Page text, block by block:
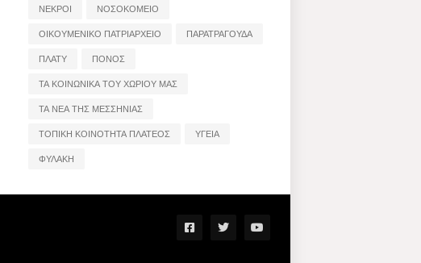
ΝΕΚΡΟΙ
ΝΟΣΟΚΟΜΕΙΟ
ΟΙΚΟΥΜΕΝΙΚΟ ΠΑΤΡΙΑΡΧΕΙΟ
ΠΑΡΑΤΡΑΓΟΥΔΑ
ΠΛΑΤΥ
ΠΟΝΟΣ
ΤΑ ΚΟΙΝΩΝΙΚΑ ΤΟΥ ΧΩΡΙΟΥ ΜΑΣ
ΤΑ ΝΕΑ ΤΗΣ ΜΕΣΣΗΝΙΑΣ
ΤΟΠΙΚΗ ΚΟΙΝΟΤΗΤΑ ΠΛΑΤΕΟΣ
ΥΓΕΙΑ
ΦΥΛΑΚΗ